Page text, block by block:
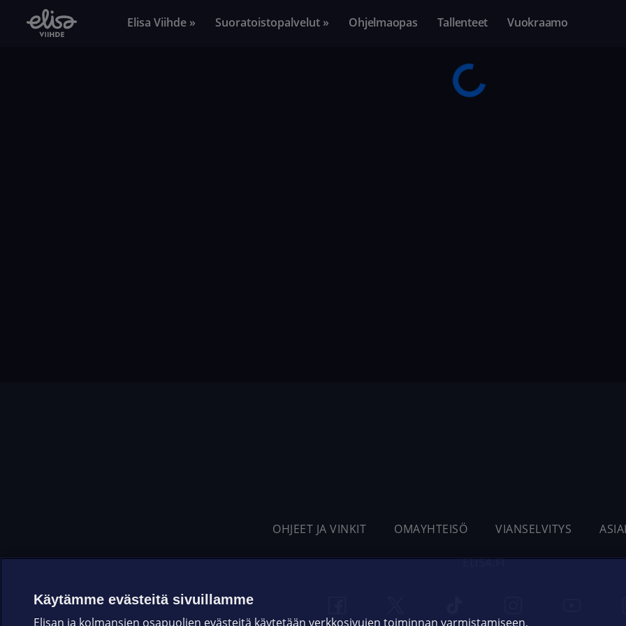
Elisa Viihde » Suoratoistopalvelut » Ohjelmaopas Tallenteet Vuokraamo
OHJEET JA VINKIT OMAYHTEISÖ VIANSELVITYS
ELISA.FI
Käytämme evästeitä sivuillamme
Elisan ja kolmansien osapuolien evästeitä käytetään verkkosivujen toiminnan varmistamiseen,